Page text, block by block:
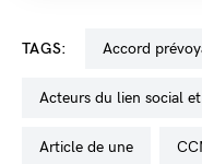
TAGS: accord
acteurs du lien social
Article de une